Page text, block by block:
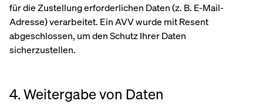
für die Zustellung erforderlichen Daten (z. B. E-Mail-
Adresse) verarbeitet. Ein AVV wurde mit Resent
abgeschlossen, um den Schutz Ihrer Daten
sicherzustellen.
4. Weitergabe von Daten